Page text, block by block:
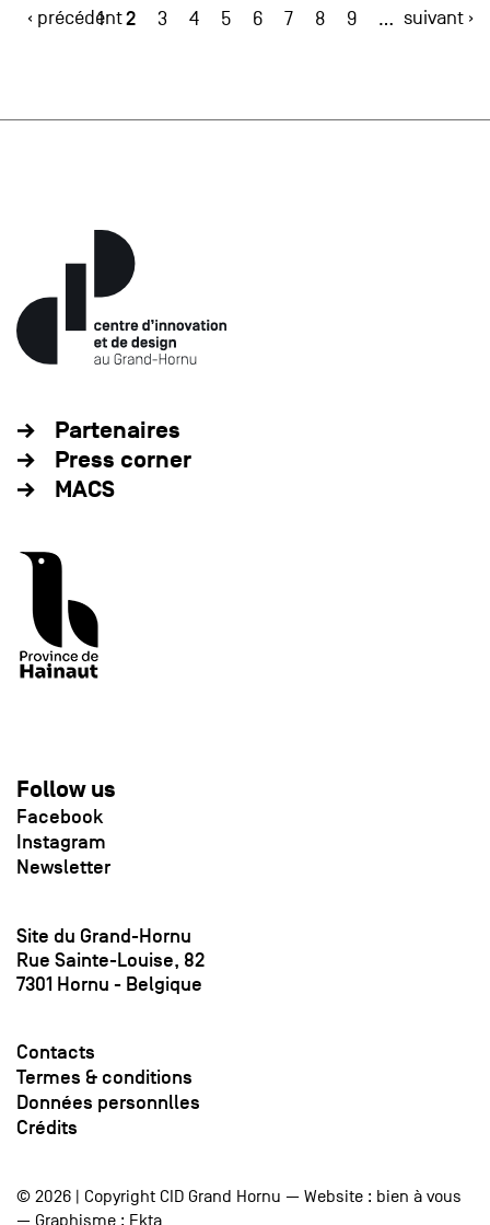
‹ précédent
1 2 3 4 5 6 7 8 9 … suivant ›
Partenaires
Press corner
MACS
Follow us
Facebook
Instagram
Newsletter
Site du Grand-Hornu
Rue Sainte-Louise, 82
7301 Hornu - Belgique
Contacts
Termes & conditions
Données personnlles
Crédits
© 2026 | Copyright CID Grand Hornu — Website : bien à vous
— Graphisme : Ekta